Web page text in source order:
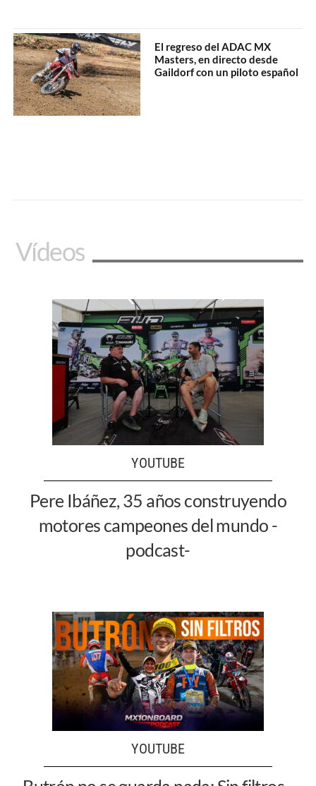
El regreso del ADAC MX
Masters, en directo desde
Gaildorf con un piloto español
Vídeos
YOUTUBE
Pere Ibáñez, 35 años construyendo
motores campeones del mundo -
podcast-
YOUTUBE